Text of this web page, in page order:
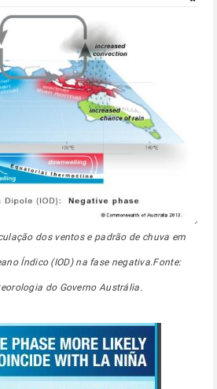
dos ventos e padrão de chuva em
Índico (IOD) na fase negativa.Fonte:
do Governo Austrália.